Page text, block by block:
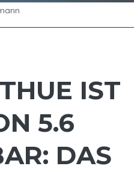
IST
5.6
DAS